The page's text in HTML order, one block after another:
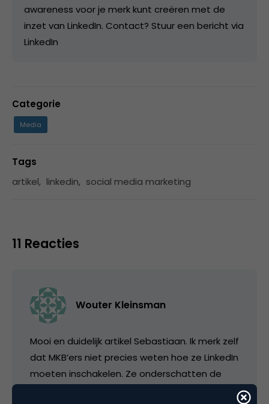
awareness voor je merk kunt creëren met de
inzet van LinkedIn. Contact? Stuur een bericht via
LinkedIn
Categorie
Media
Tags
artikel, linkedin, social media marketing
11 Reacties
Wouter Kleinsman
Mooi en duidelijk artikel Sebastiaan. Ik merk zelf
dat MKB’ers niet precies weten hoe ze LinkedIn
moeten inschakelen. Ze onderschatten de